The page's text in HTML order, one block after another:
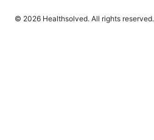
© 2026 Healthsolved. All rights reserved.